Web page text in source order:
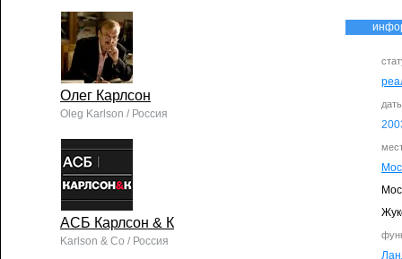
Олег Карлсон
Oleg Karlson / Россия
АСБ Карлсон & К
Karlson & Co / Россия